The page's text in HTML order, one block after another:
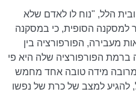
הלל, "נוח לו לאדם שלא
למסקנה הסופית, כי במסקנה
מעבירה, הפורפורציה בין
ברמת הפורפורציה שלה היא פי
מידה טובה אחד מחמש
להגיע למצב של כרת של נפשו